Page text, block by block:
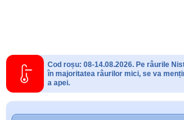
Cod roșu: 08-14.08.2026. Pe râurile
în majoritatea râurilor mici, se va
a apei.